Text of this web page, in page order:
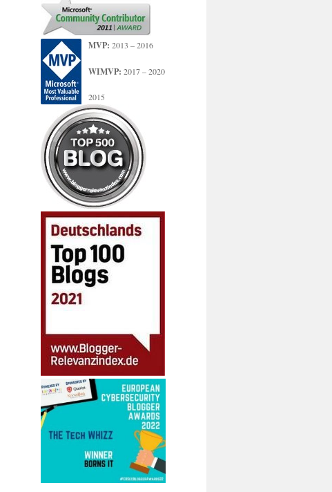
MVP: 2013 – 2016
WIMVP: 2017 – 2020
2015